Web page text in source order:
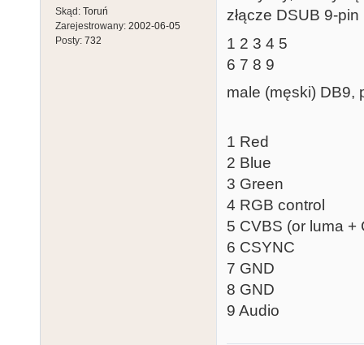
Skąd: Toruń
Zarejestrowany: 2002-06-05
Posty: 732
złącze DSUB 9-
1 2 3 4 5
6 7 8 9
male (męski) DB9,
1 Red
2 Blue
3 Green
4 RGB control
5 CVBS (or luma +
6 CSYNC
7 GND
8 GND
9 Audio